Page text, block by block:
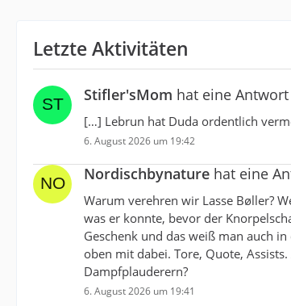
Letzte Aktivitäten
Stifler'sMom hat eine
[…] Lebrun hat Duda ordentlich
6. August 2026 um 19:42
Nordischbynature hat eine
Warum verehren wir Lasse Bøller?
was er konnte, bevor der
Geschenk und das weiß man auch
oben mit dabei. Tore, Quote,
Dampfplauderern?
6. August 2026 um 19:41